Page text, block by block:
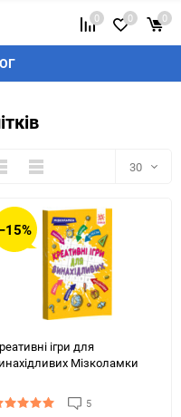
0 0 0
Список 30
−15%
ігри для
Мізколамки
5